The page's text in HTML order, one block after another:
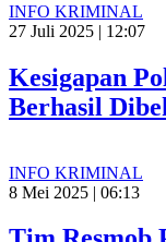
INFO KRIMINAL
27 Juli 2025 | 12:07
Kesigapan
Berhasil
INFO KRIMINAL
8 Mei 2025 | 06:13